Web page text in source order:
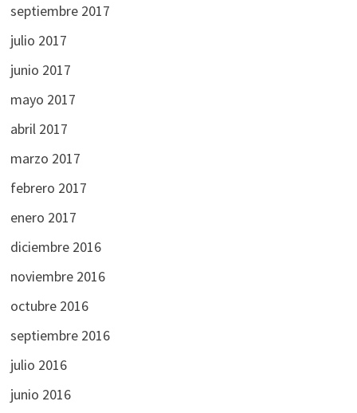
septiembre 2017
julio 2017
junio 2017
mayo 2017
abril 2017
marzo 2017
febrero 2017
enero 2017
diciembre 2016
noviembre 2016
octubre 2016
septiembre 2016
julio 2016
junio 2016